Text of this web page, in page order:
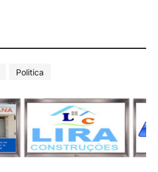
Politica